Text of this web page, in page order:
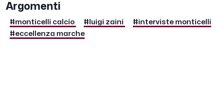
Argomenti
#monticelli calcio #luigi zaini
#interviste monticelli
#eccellenza marche